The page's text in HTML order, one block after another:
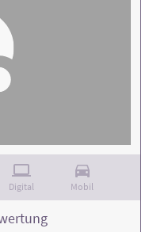
Digital Mobil